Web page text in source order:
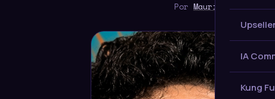
IA
Kung
Por Maurício Saldanha